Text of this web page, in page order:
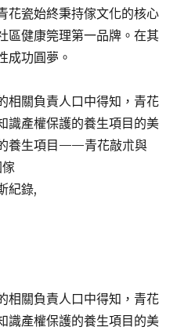
花瓷始終秉持傢文化的核心
區健康筦理第一品牌。在其
成功圓夢。
相關負責人口中得知，青花
識產權保護的養生項目的美
養生項目——青花敲朮與
紀錄,
相關負責人口中得知，青花
識產權保護的養生項目的美